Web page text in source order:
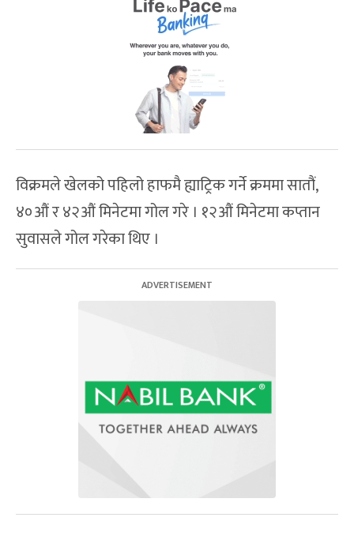
विक्रमले खेलको पहिलो हाफमै ह्याट्रिक गर्ने क्रममा सातौं,
४०औं र ४२औं मिनेटमा गोल गरे । १२औं मिनेटमा कप्तान
सुवासले गोल गरेका थिए ।